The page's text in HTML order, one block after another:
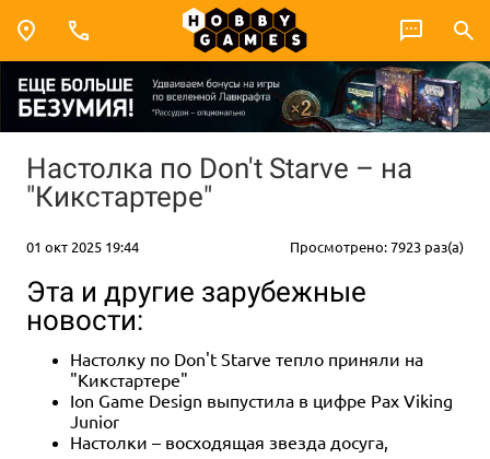
Настолка по Don't Starve – на
"Кикстартере"
01 окт 2025 19:44 Просмотрено: 7923 раз(а)
Эта и другие зарубежные
новости:
Настолку по Don't Starve тепло приняли на
"Кикстартере"
Ion Game Design выпустила в цифре Pax Viking
Junior
Настолки – восходящая звезда досуга,